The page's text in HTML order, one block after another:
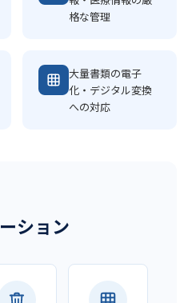
格な管理
大量書類の電子
化・デジタル変換
への対応
ション